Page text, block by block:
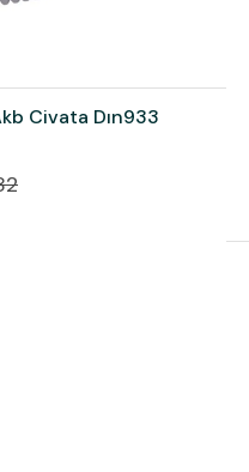
Civata Dın933